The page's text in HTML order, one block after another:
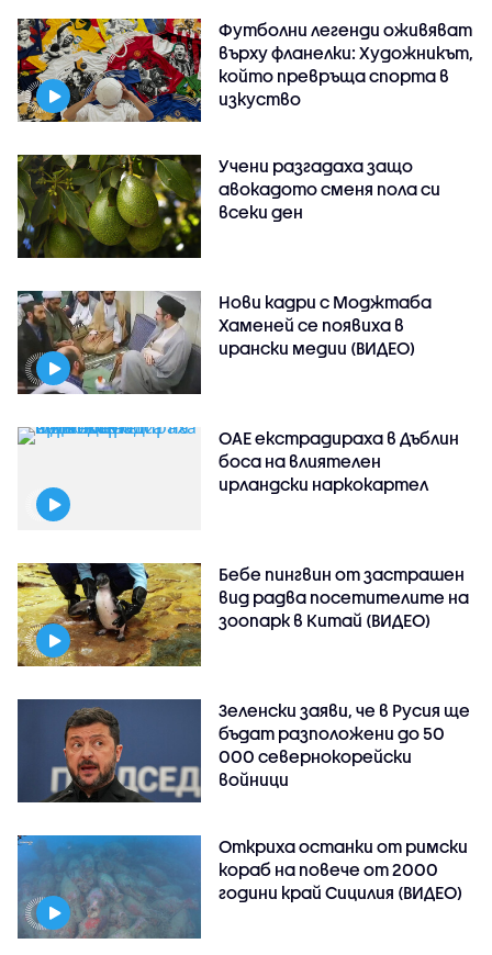
Футболни легенди оживяват
върху фланелки: Художникът,
който превръща спорта в
изкуство
Учени разгадаха защо
авокадото сменя пола си
всеки ден
Нови кадри с Моджтаба
Хаменей се появиха в
ирански медии (ВИДЕО)
ОАЕ екстрадираха в Дъблин
боса на влиятелен
ирландски наркокартел
Бебе пингвин от застрашен
вид радва посетителите на
зоопарк в Китай (ВИДЕО)
Зеленски заяви, че в Русия ще
бъдат разположени до 50
000 севернокорейски
войници
Откриха останки от римски
кораб на повече от 2000
години край Сицилия (ВИДЕО)